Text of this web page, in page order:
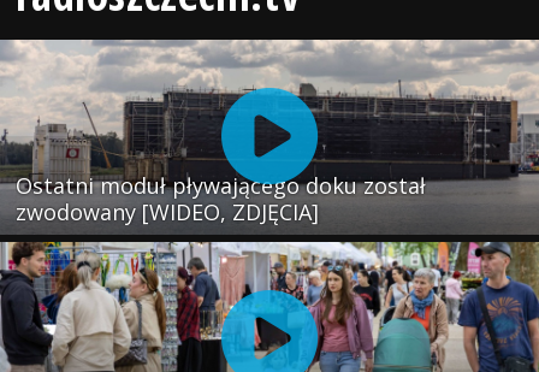
Ostatni moduł pływającego doku został
zwodowany [WIDEO, ZDJĘCIA]